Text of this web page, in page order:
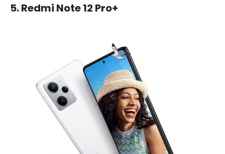
5.Redmi Note 12 Pro+